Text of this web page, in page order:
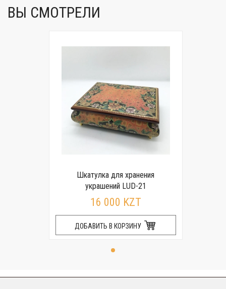
ВЫ СМОТРЕЛИ
Шкатулка для хранения
украшений LUD-21
16 000 KZT
ДОБАВИТЬ В КОРЗИНУ